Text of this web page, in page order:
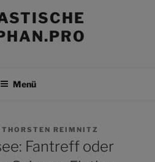
Menü
THORSTEN REIMNITZ
Fantreff oder